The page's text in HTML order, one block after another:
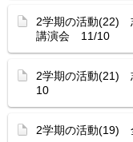
2学期の活動(22)
講演会 11/10
2学期の活動(21)
10
2学期の活動(19)